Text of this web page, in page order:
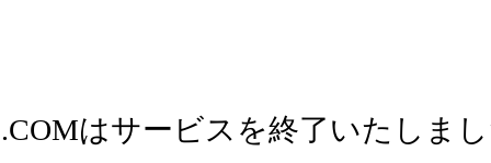
はサービスを終了いたしま